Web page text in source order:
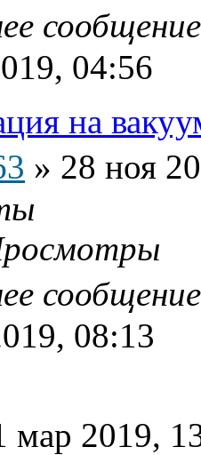
04:56
на
» 28 ноя
08:13
мар 2019,